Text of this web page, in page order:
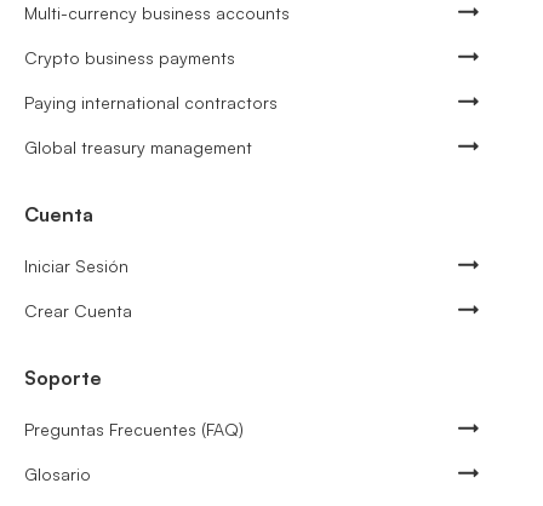
Multi-currency business accounts
Crypto business payments
Paying international contractors
Global treasury management
Cuenta
Iniciar Sesión
Crear Cuenta
Soporte
Preguntas Frecuentes (FAQ)
Glosario